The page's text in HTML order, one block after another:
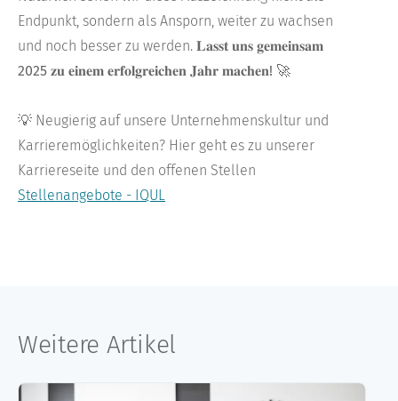
Endpunkt, sondern als Ansporn, weiter zu wachsen
und noch besser zu werden. 𝐋𝐚𝐬𝐬𝐭 𝐮𝐧𝐬 𝐠𝐞𝐦𝐞𝐢𝐧𝐬𝐚𝐦
2025 𝐳𝐮 𝐞𝐢𝐧𝐞𝐦 𝐞𝐫𝐟𝐨𝐥𝐠𝐫𝐞𝐢𝐜𝐡𝐞𝐧 𝐉𝐚𝐡𝐫 𝐦𝐚𝐜𝐡𝐞𝐧! 🚀
💡 Neugierig auf unsere Unternehmenskultur und
Karrieremöglichkeiten? Hier geht es zu unserer
Karriereseite und den offenen Stellen
Stellenangebote - IQUL
Weitere Artikel